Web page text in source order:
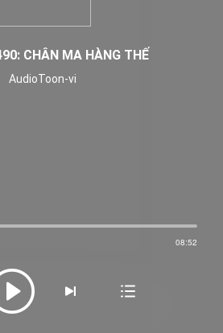
CHÂN MA HÀNG THẾ
AudioToon-vi
08:52
 